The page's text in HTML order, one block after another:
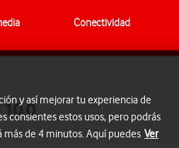
Conectividad
10.0y así mejorar tu experiencia de
consientes estos usos, pero podrás
de 4 minutos. Aquí puedes Ver